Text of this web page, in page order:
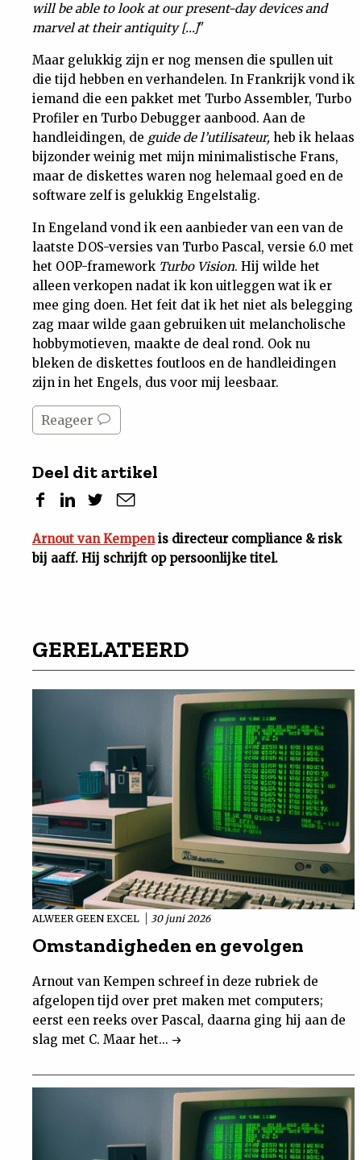
will be able to look at our present-day devices and
marvel at their antiquity […]"
Maar gelukkig zijn er nog mensen die spullen uit
die tijd hebben en verhandelen. In Frankrijk vond ik
iemand die een pakket met Turbo Assembler, Turbo
Profiler en Turbo Debugger aanbood. Aan de
handleidingen, de guide de l’utilisateur, heb ik helaas
bijzonder weinig met mijn minimalistische Frans,
maar de diskettes waren nog helemaal goed en de
software zelf is gelukkig Engelstalig.
In Engeland vond ik een aanbieder van een van de
laatste DOS-versies van Turbo Pascal, versie 6.0 met
het OOP-framework Turbo Vision. Hij wilde het
alleen verkopen nadat ik kon uitleggen wat ik er
mee ging doen. Het feit dat ik het niet als belegging
zag maar wilde gaan gebruiken uit melancholische
hobbymotieven, maakte de deal rond. Ook nu
bleken de diskettes foutloos en de handleidingen
zijn in het Engels, dus voor mij leesbaar.
Reageer
Deel dit artikel
Arnout van Kempenis directeur compliance & risk
bij aaff. Hij schrijft op persoonlijke titel.
GERELATEERD
ALWEER GEEN EXCEL 30 juni 2026
Omstandigheden en gevolgen
Arnout van Kempen schreef in deze rubriek de
afgelopen tijd over pret maken met computers;
eerst een reeks over Pascal, daarna ging hij aan de
slag met C. Maar het...